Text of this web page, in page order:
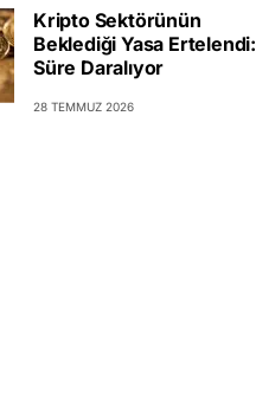
Kripto Sektörünün
Beklediği Yasa Ertelendi:
Süre Daralıyor
28 TEMMUZ 2026